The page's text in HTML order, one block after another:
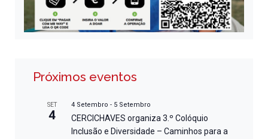
Próximos eventos
SET
4
4 Setembro - 5 Setembro
CERCICHAVES organiza 3.º Colóquio
Inclusão e Diversidade – Caminhos para a